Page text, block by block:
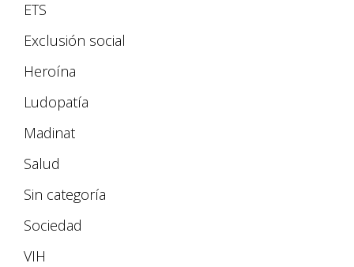
ETS
Exclusión social
Heroína
Ludopatía
Madinat
Salud
Sin categoría
Sociedad
VIH